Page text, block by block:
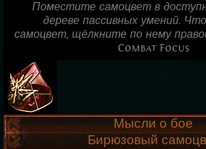
Поместите самоцвет в
дереве пассивных умений.
самоцвет, щёлкните по нему
Combat Focus
Мысли о бое
Бирюзовый